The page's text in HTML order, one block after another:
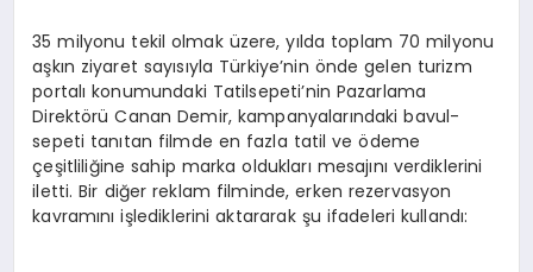
35 milyonu tekil olmak üzere, yılda toplam 70 milyonu
aşkın ziyaret sayısıyla Türkiye’nin önde gelen turizm
portalı konumundaki Tatilsepeti’nin Pazarlama
Direktörü Canan Demir, kampanyalarındaki bavul-
sepeti tanıtan filmde en fazla tatil ve ödeme
çeşitliliğine sahip marka oldukları mesajını verdiklerini
iletti. Bir diğer reklam filminde, erken rezervasyon
kavramını işlediklerini aktararak şu ifadeleri kullandı: